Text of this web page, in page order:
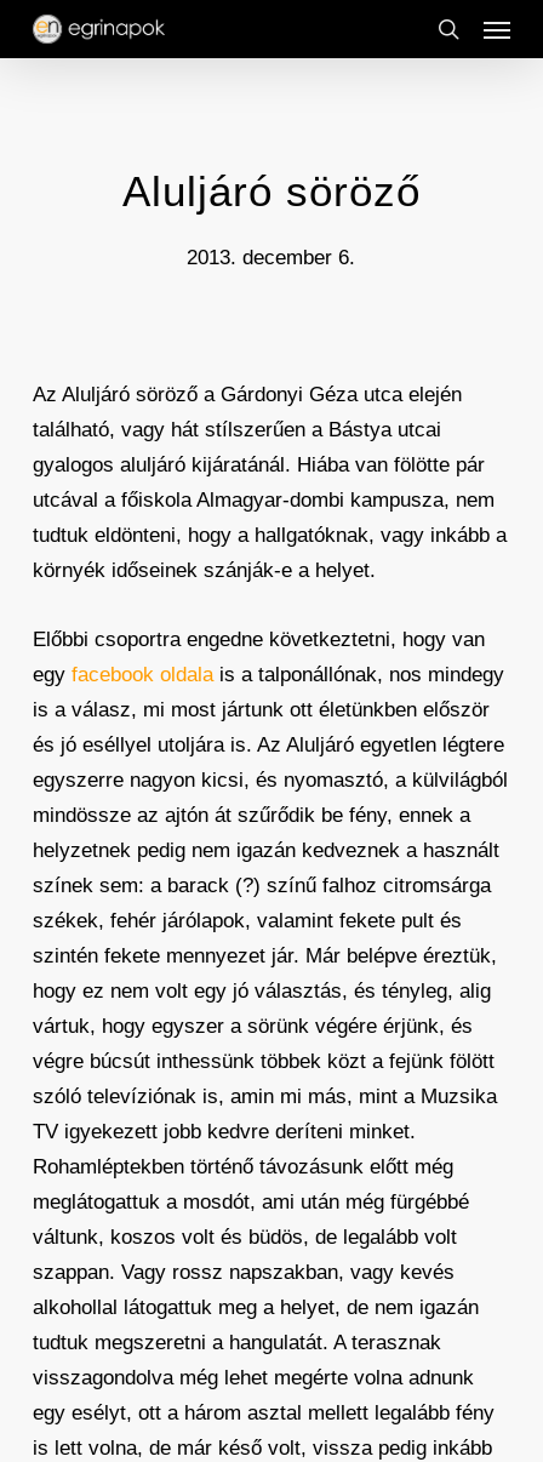
Skip
search
Menu
Aluljáró söröző
2013. december 6.
Az Aluljáró söröző a Gárdonyi Géza utca elején
található, vagy hát stílszerűen a Bástya utcai
gyalogos aluljáró kijáratánál. Hiába van fölötte pár
utcával a főiskola Almagyar-dombi kampusza, nem
tudtuk eldönteni, hogy a hallgatóknak, vagy inkább a
környék időseinek szánják-e a helyet.
Előbbi csoportra engedne következtetni, hogy van
egy facebook oldalais a talponállónak, nos mindegy
is a válasz, mi most jártunk ott életünkben először
és jó eséllyel utoljára is. Az Aluljáró egyetlen légtere
egyszerre nagyon kicsi, és nyomasztó, a külvilágból
mindössze az ajtón át szűrődik be fény, ennek a
helyzetnek pedig nem igazán kedveznek a használt
színek sem: a barack (?) színű falhoz citromsárga
székek, fehér járólapok, valamint fekete pult és
szintén fekete mennyezet jár. Már belépve éreztük,
hogy ez nem volt egy jó választás, és tényleg, alig
vártuk, hogy egyszer a sörünk végére érjünk, és
végre búcsút inthessünk többek közt a fejünk fölött
szóló televíziónak is, amin mi más, mint a Muzsika
TV igyekezett jobb kedvre deríteni minket.
Rohamléptekben történő távozásunk előtt még
meglátogattuk a mosdót, ami után még fürgébbé
váltunk, koszos volt és büdös, de legalább volt
szappan. Vagy rossz napszakban, vagy kevés
alkohollal látogattuk meg a helyet, de nem igazán
tudtuk megszeretni a hangulatát. A terasznak
visszagondolva még lehet megérte volna adnunk
egy esélyt, ott a három asztal mellett legalább fény
is lett volna, de már késő volt, vissza pedig inkább